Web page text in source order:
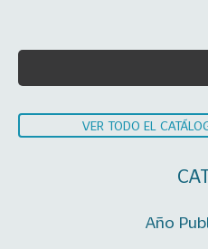
VER TODO EL
Año